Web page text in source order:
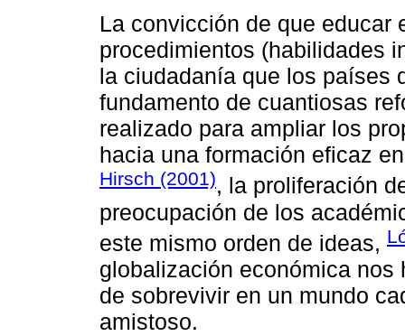
La convicción de que educar
procedimientos (habilidades
la ciudadanía que los países
fundamento de cuantiosas
realizado para ampliar los
hacia una formación eficaz
Hirsch (2001), la proliferación
preocupación de los
este mismo orden de ideas,
globalización económica
de sobrevivir en un mundo
amistoso.